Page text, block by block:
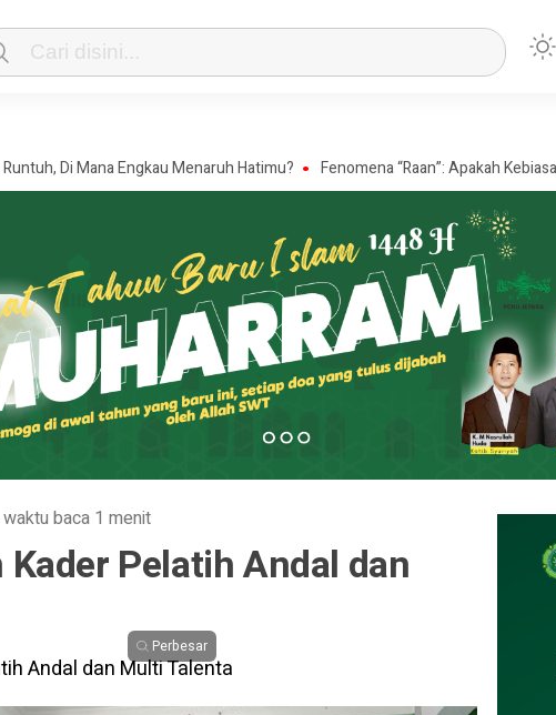
Mana Engkau Menaruh Hatimu? Fenomena “Raan”: Apakah Kebiasaan Kita
waktu baca 1 menit
Pelatih Andal dan
Perbesar